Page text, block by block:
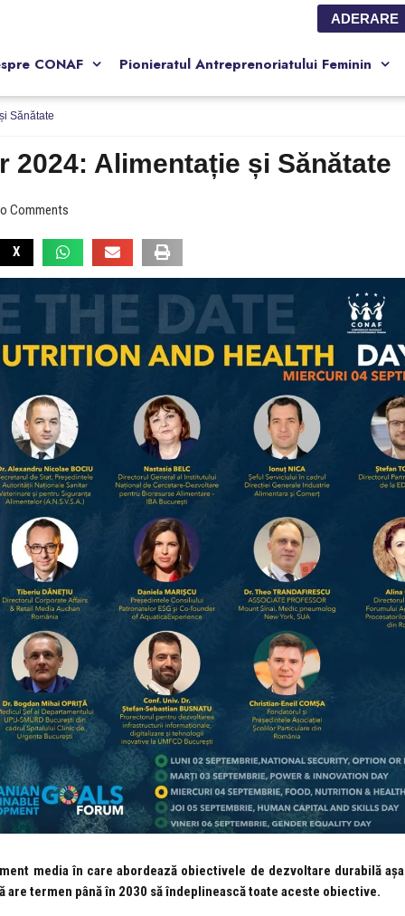
ADERARE
CONAF Pionieratul Antreprenoriatului Feminin
Sănătate
2024: Alimentație și Sănătate
Comments
X
media în care abordează obiectivele de dezvoltare durabilă așa
are termen până în 2030 să îndeplinească toate aceste obiective.